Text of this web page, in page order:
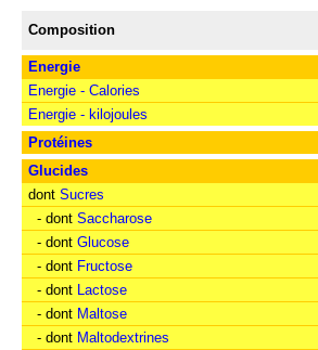
Composition
Energie
Energie - Calories
Energie - kilojoules
Protéines
Glucides
dont Sucres
- dont Saccharose
- dont Glucose
- dont Fructose
- dont Lactose
- dont Maltose
- dont Maltodextrines